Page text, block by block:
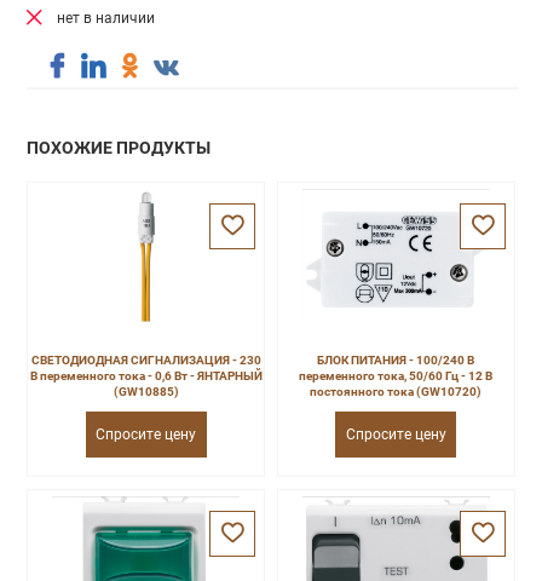
нет в наличии
ПОХОЖИЕ ПРОДУКТЫ
СВЕТОДИОДНАЯ СИГНАЛИЗАЦИЯ - 230
В переменного тока - 0,6 Вт - ЯНТАРНЫЙ
(GW10885)
Спросите цену
БЛОК ПИТАНИЯ - 100/240 В
переменного тока, 50/60 Гц - 12 В
постоянного тока (GW10720)
Спросите цену